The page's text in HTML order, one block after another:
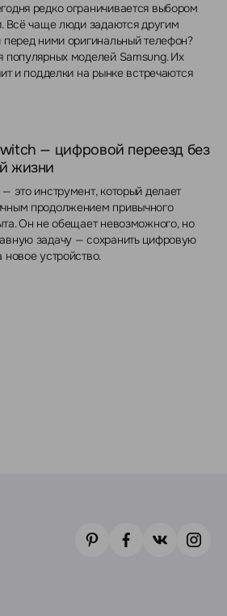
редко ограничивается выбором
Всё чаще люди задаются другим
ними оригинальный телефон?
популярных моделей Samsung. Их
и подделки на рынке встречаются
— цифровой переезд без
жизни
это инструмент, который делает
продолжением привычного
Он не обещает невозможного, но
задачу — сохранить цифровую
устройство.